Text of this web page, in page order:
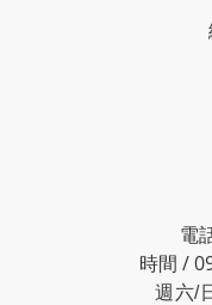
電
時間 /
週六/